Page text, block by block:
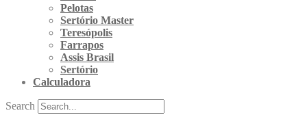
Pelotas
Sertório Master
Teresópolis
Farrapos
Assis Brasil
Sertório
Calculadora
Search